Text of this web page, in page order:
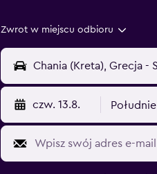
Zwrot w miejscu odbioru
czw. 13.8. Południe